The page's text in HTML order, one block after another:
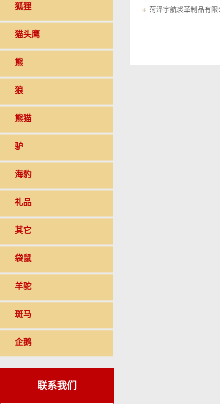
狐狸
猫头鹰
熊
狼
熊猫
驴
海豹
礼品
其它
袋鼠
羊驼
斑马
企鹅
联系我们
菏泽宇航裘革制品有限